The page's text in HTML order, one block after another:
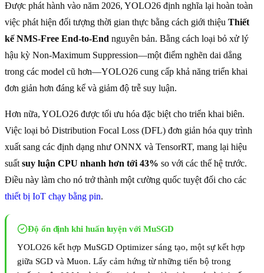
Được phát hành vào năm 2026, YOLO26 định nghĩa lại hoàn toàn
việc phát hiện đối tượng thời gian thực bằng cách giới thiệu Thiết
kế NMS-Free End-to-End nguyên bản. Bằng cách loại bỏ xử lý
hậu kỳ Non-Maximum Suppression—một điểm nghẽn dai dẳng
trong các model cũ hơn—YOLO26 cung cấp khả năng triển khai
đơn giản hơn đáng kể và giảm độ trễ suy luận.
Hơn nữa, YOLO26 được tối ưu hóa đặc biệt cho triển khai biên.
Việc loại bỏ Distribution Focal Loss (DFL) đơn giản hóa quy trình
xuất sang các định dạng như ONNX và TensorRT, mang lại hiệu
suất suy luận CPU nhanh hơn tới 43% so với các thế hệ trước.
Điều này làm cho nó trở thành một cường quốc tuyệt đối cho các
thiết bị IoT chạy bằng pin.
Độ ổn định khi huấn luyện với MuSGD
YOLO26 kết hợp MuSGD Optimizer sáng tạo, một sự kết hợp
giữa SGD và Muon. Lấy cảm hứng từ những tiến bộ trong